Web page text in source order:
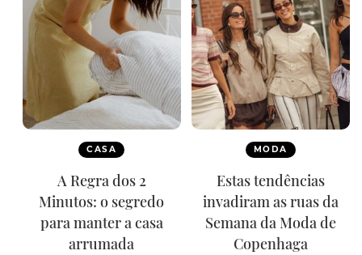
CASA
A Regra dos 2
Minutos: o segredo
para manter a casa
arrumada
MODA
Estas tendências
invadiram as ruas da
Semana da Moda de
Copenhaga